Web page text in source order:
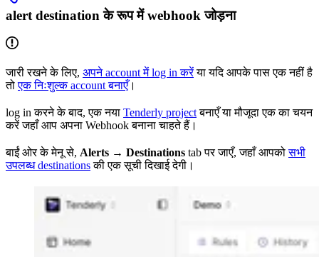
alert destination के रूप में webhook जोड़ना
जारी रखने के लिए, अपने account में log in करेंया यदि आपके पास एक नहीं है
तोएक निःशुल्क account बनाएँ।
log in करने के बाद, एक नया Tenderly projectबनाएँ या मौजूदा एक का चयन
करें जहाँ आप अपना Webhook बनाना चाहते हैं।
बाईं ओर के मेनू से, Alerts → Destinations tab पर जाएँ, जहाँ आपकोसभी
उपलब्ध destinationsकी एक सूची दिखाई देगी।